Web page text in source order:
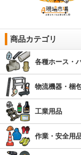
商品カテゴリ
各種ホース・
物流機器・梱
工業用品
作業・安全用